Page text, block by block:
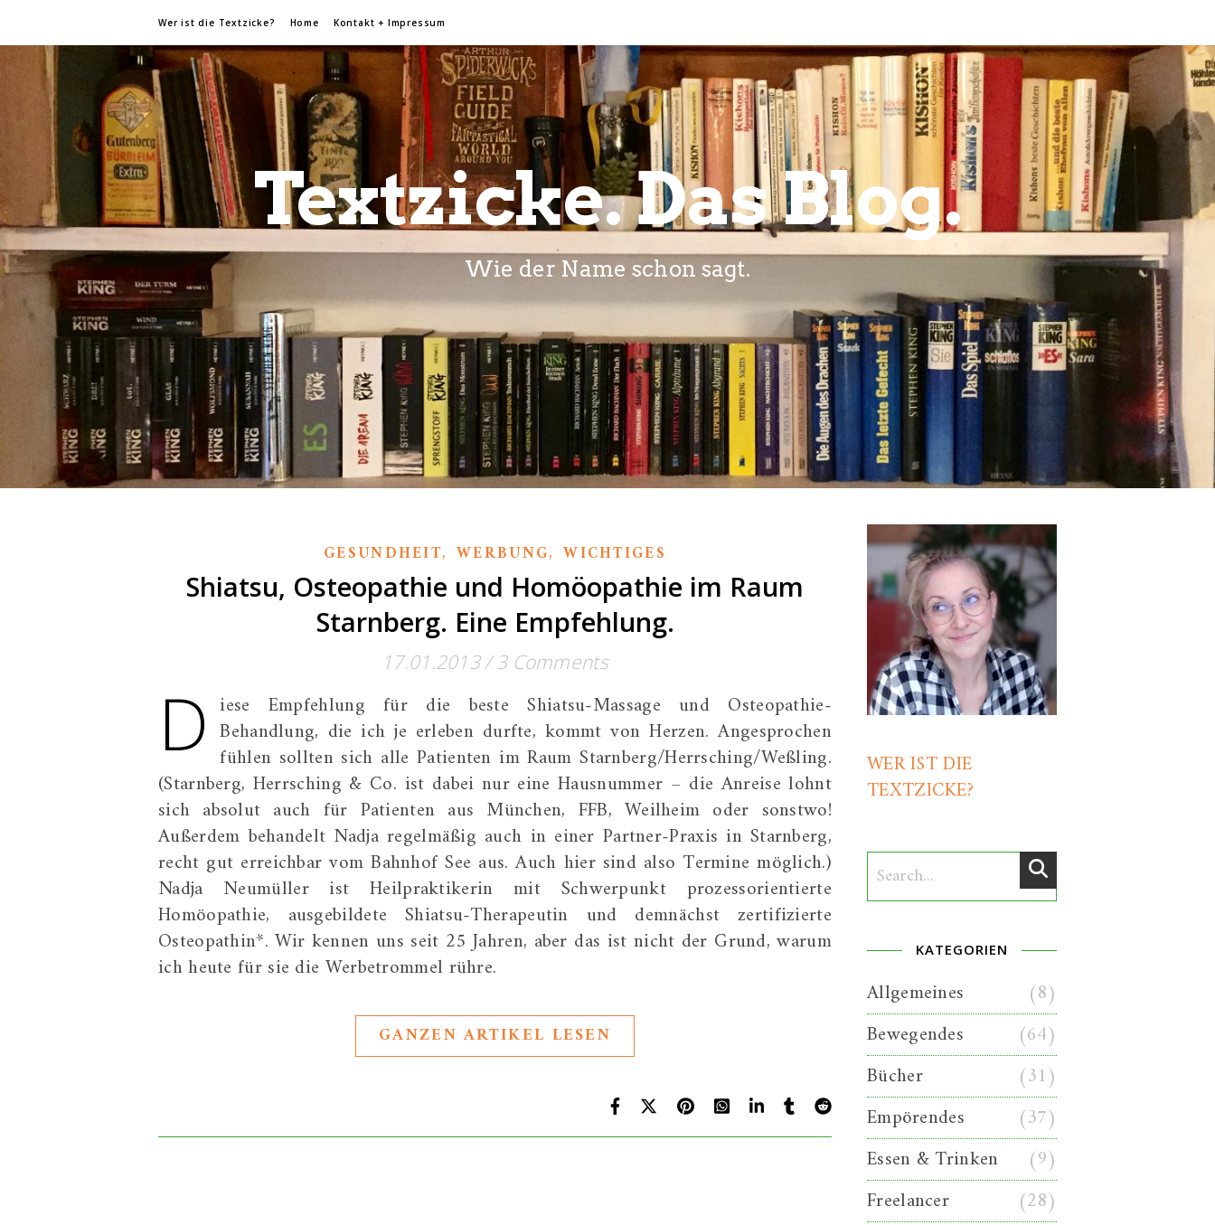
Wer ist die Textzicke? Home Kontakt + Impressum
Textzicke. Das Blog.
Wie der Name schon sagt.
GESUNDHEIT,WERBUNG,WICHTIGES
Shiatsu, Osteopathie und Homöopathie im Raum
Starnberg. Eine Empfehlung.
17.01.2013/ 3 Comments
D iese Empfehlung für die beste Shiatsu-Massage und Osteopathie-
Behandlung, die ich je erleben durfte, kommt von Herzen. Angesprochen
fühlen sollten sich alle Patienten im Raum Starnberg/Herrsching/Weßling.
(Starnberg, Herrsching & Co. ist dabei nur eine Hausnummer – die Anreise lohnt
sich absolut auch für Patienten aus München, FFB, Weilheim oder sonstwo!
Außerdem behandelt Nadja regelmäßig auch in einer Partner-Praxis in Starnberg,
recht gut erreichbar vom Bahnhof See aus. Auch hier sind also Termine möglich.)
Nadja Neumüller ist Heilpraktikerin mit Schwerpunkt prozessorientierte
Homöopathie, ausgebildete Shiatsu-Therapeutin und demnächst zertifizierte
Osteopathin*. Wir kennen uns seit 25 Jahren, aber das ist nicht der Grund, warum
ich heute für sie die Werbetrommel rühre.
GANZEN ARTIKEL LESEN
WER IST DIE
TEXTZICKE?
KATEGORIEN
Allgemeines
(8)
Bewegendes
(64)
Bücher
(31)
Empörendes
(37)
Essen & Trinken
(9)
Freelancer
(28)